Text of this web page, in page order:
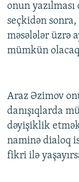
onun
seçkidən
məsələlər üzrə
mümkün
Araz Əzimov
danışıqlarda
dəyişiklik
naminə dialoq
fikri ilə